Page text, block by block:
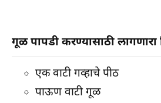
गूळ पापडी करण्यासाठी लागणारा
एक वाटी गव्हाचे पीठ
पाऊण वाटी गूळ